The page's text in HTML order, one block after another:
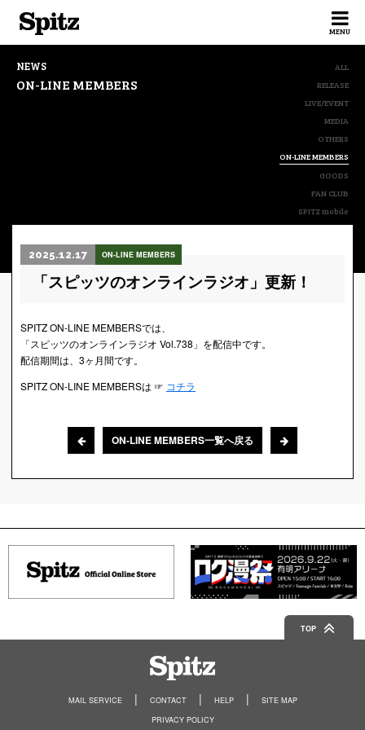
MENU
NEWS
ON-LINE MEMBERS
ALL
RELEASE
LIVE/EVENT
MEDIA
OTHERS
ON-LINE MEMBERS
GOODS
FAN CLUB
SPITZ mobile
2025.12.17 ON-LINE MEMBERS
「スピッツのオンラインラジオ」更新！
SPITZ ON-LINE MEMBERSでは、
「スピッツのオンラインラジオ Vol.738」を配信中です。
配信期間は、3ヶ月間です。
SPITZ ON-LINE MEMBERSは ☞ コチラ
ON-LINE MEMBERS一覧へ戻る
TOP
MAIL SERVICE CONTACT HELP
SITE MAP
PRIVACY POLICY